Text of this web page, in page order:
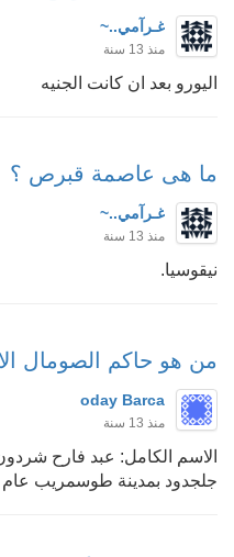
غـرآمي..~
منذ 13 سنة
اليورو بعد ان كانت الجنيه
ما هى عاصمة قبرص ؟
غـرآمي..~
منذ 13 سنة
نيقوسيا.
من هو حاكم الصومال
oday Barca
منذ 13 سنة
الاسم الكامل: عبد فارح
جلجدود بمدينة طوسمريب عام 1958